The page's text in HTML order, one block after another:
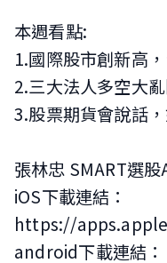
本週看點:
1.國際股市創新高
2.三大法人多空大
3.股票期貨會說話
張林忠 SMART選股
iOS下載連結：
https://
android下載連結：